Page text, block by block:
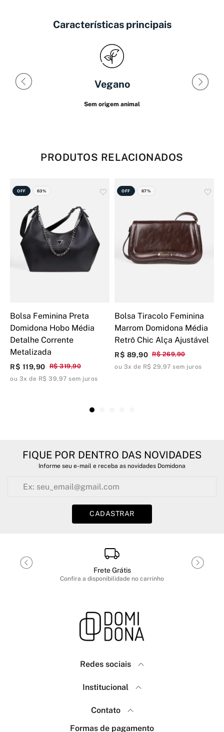
Características principais
Vegano
Sem origem animal
PRODUTOS RELACIONADOS
OFF 63%
Bolsa Feminina Preta
Domidona Hobo Média
Detalhe Corrente
Metalizada
R$ 319,90
R$ 119,90
ou 3x de R$ 39,97 sem juros
OFF 67%
Bolsa Tiracolo Feminina
Marrom Domidona Média
Retrô Chic Alça Ajustável
R$ 269,90
R$ 89,90
ou 3x de R$ 29,97 sem juros
FIQUE POR DENTRO DAS NOVIDADES
Informe seu e-mail e receba as novidades Domidona
CADASTRAR
Frete Grátis
Confira a disponibilidade no carrinho
Redes sociais
Menina Fashion
Institucional
Política de Privacidade
Trocas e Devoluções
Contato
(18) 99767-7463
Formas de pagamento